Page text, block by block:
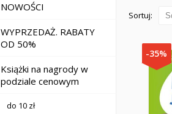
NOWOŚCI
WYPRZEDAŻ. RABATY
OD 50%
Książki na nagrody w
podziale cenowym
do 10 zł
Sortuj:
-35%